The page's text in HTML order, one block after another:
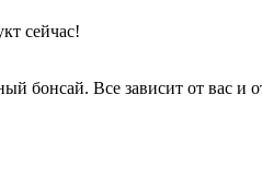
сейчас!
бонсай. Все зависит от вас и